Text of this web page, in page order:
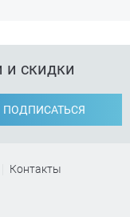
и скидки
ПОДПИСАТЬСЯ
Контакты